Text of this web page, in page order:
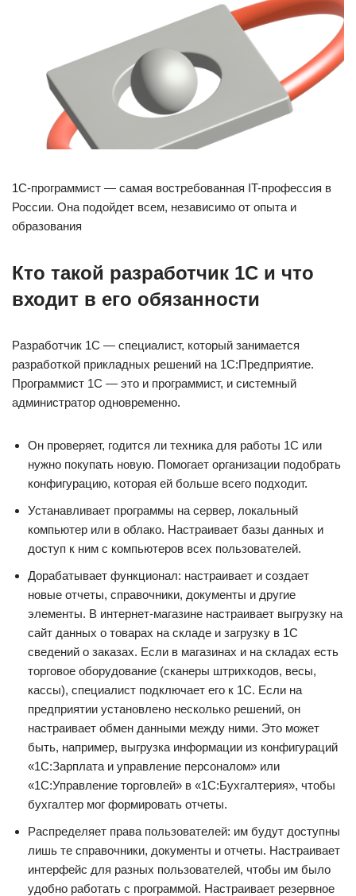
1С-программист — самая востребованная IT-профессия в
России. Она подойдет всем, независимо от опыта и
образования
Кто такой разработчик 1С и что
входит в его обязанности
Разработчик 1С — специалист, который занимается
разработкой прикладных решений на 1С:Предприятие.
Программист 1С — это и программист, и системный
администратор одновременно.
Он проверяет, годится ли техника для работы 1С или
нужно покупать новую. Помогает организации подобрать
конфигурацию, которая ей больше всего подходит.
Устанавливает программы на сервер, локальный
компьютер или в облако. Настраивает базы данных и
доступ к ним с компьютеров всех пользователей.
Дорабатывает функционал: настраивает и создает
новые отчеты, справочники, документы и другие
элементы. В интернет-магазине настраивает выгрузку на
сайт данных о товарах на складе и загрузку в 1С
сведений о заказах. Если в магазинах и на складах есть
торговое оборудование (сканеры штрихкодов, весы,
кассы), специалист подключает его к 1С. Если на
предприятии установлено несколько решений, он
настраивает обмен данными между ними. Это может
быть, например, выгрузка информации из конфигураций
«1С:Зарплата и управление персоналом» или
«1С:Управление торговлей» в «1С:Бухгалтерия», чтобы
бухгалтер мог формировать отчеты.
Распределяет права пользователей: им будут доступны
лишь те справочники, документы и отчеты. Настраивает
интерфейс для разных пользователей, чтобы им было
удобно работать с программой. Настраивает резервное